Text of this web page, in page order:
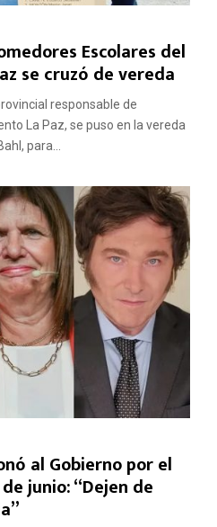
Escolares del
se cruzó de vereda
responsable de
La Paz, se puso en la vereda
para...
al Gobierno por el
junio: “Dejen de